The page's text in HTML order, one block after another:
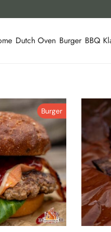
Dutch Oven Burger BBQ
Burger